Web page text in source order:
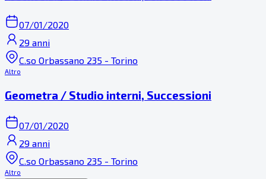
07/01/2020
29 anni
C.so Orbassano 235 - Torino
Altro
Geometra / Studio interni, Successioni
07/01/2020
29 anni
C.so Orbassano 235 - Torino
Altro